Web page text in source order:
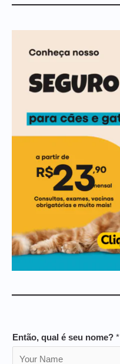
Então, qual é seu nome? *